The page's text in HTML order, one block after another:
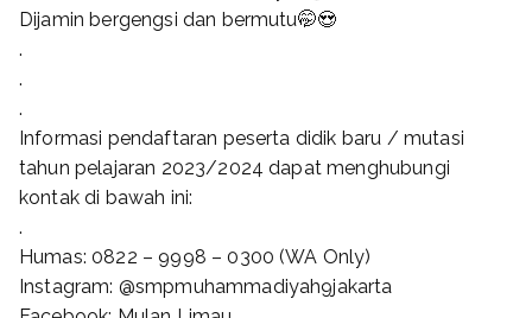
Dijamin bergengsi dan bermutu🤭😍
.
.
.
Informasi pendaftaran peserta didik baru / mutasi
tahun pelajaran 2023/2024 dapat menghubungi
kontak di bawah ini:
.
Humas: 0822 – 9998 – 0300 (WA Only)
Instagram: @smpmuhammadiyah9jakarta